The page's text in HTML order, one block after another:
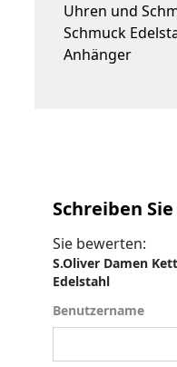
Uhren und
Schmuck
Anhänger
Schreiben
Sie bewerten:
S.Oliver Damen Kette mit Anhänger "2027628",
Edelstahl
Benutzername
Benutzername